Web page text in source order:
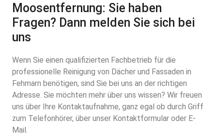
Moosentfernung: Sie haben
Fragen? Dann melden Sie sich bei
uns
Wenn Sie einen qualifizierten Fachbetrieb für die
professionelle Reinigung von Dächer und Fassaden in
Fehmarn benötigen, sind Sie bei uns an der richtigen
Adresse. Sie möchten mehr über uns wissen? Wir freuen
uns über Ihre Kontaktaufnahme, ganz egal ob durch Griff
zum Telefonhörer, über unser Kontaktformular oder E-
Mail.